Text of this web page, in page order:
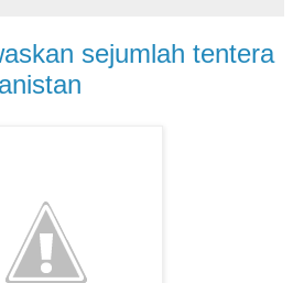
sejumlah tentera